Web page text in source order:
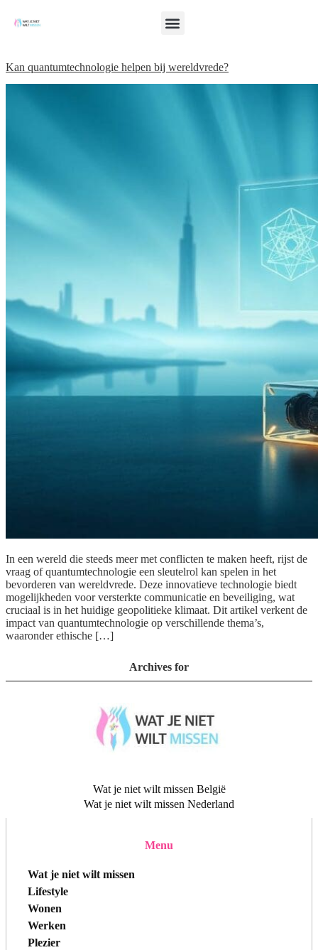
Kan quantumtechnologie helpen bij wereldvrede?
In een wereld die steeds meer met conflicten te maken heeft, rijst de
vraag of quantumtechnologie een sleutelrol kan spelen in het
bevorderen van wereldvrede. Deze innovatieve technologie biedt
mogelijkheden voor versterkte communicatie en beveiliging, wat
cruciaal is in het huidige geopolitieke klimaat. Dit artikel verkent de
impact van quantumtechnologie op verschillende thema’s,
waaronder ethische […]
Archives for
Wat je niet wilt missen België
Wat je niet wilt missen Nederland
Menu
Wat je niet wilt missen
Lifestyle
Wonen
Werken
Plezier